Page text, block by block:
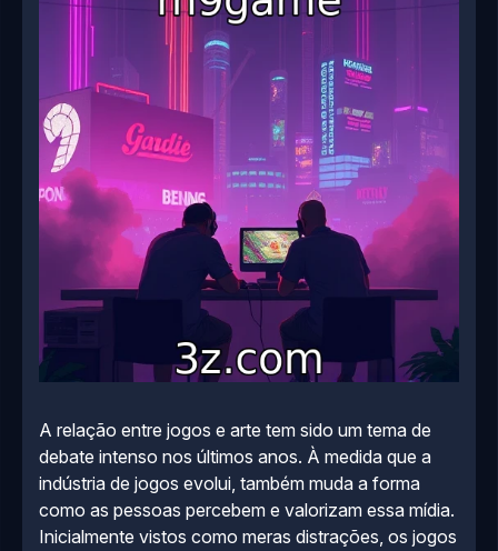
A relação entre jogos e arte tem sido um tema de
debate intenso nos últimos anos. À medida que a
indústria de jogos evolui, também muda a forma
como as pessoas percebem e valorizam essa mídia.
Inicialmente vistos como meras distrações, os jogos